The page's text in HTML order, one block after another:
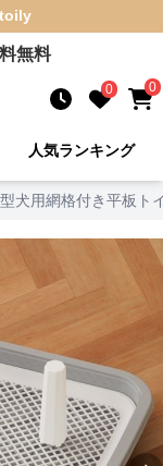
無料
0 0
人気ランキング
犬用網格付き平板ト